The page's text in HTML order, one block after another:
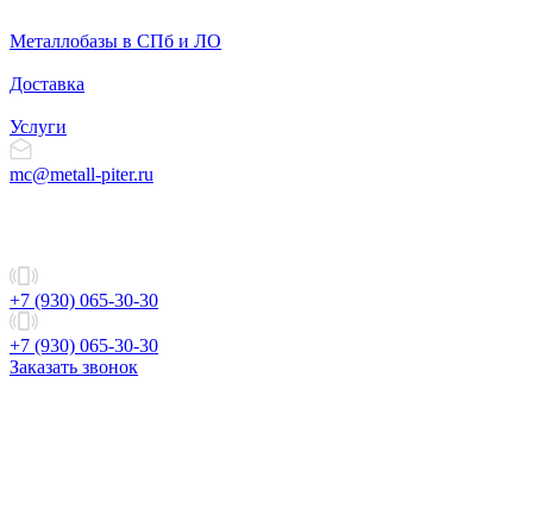
Металлобазы в СПб и ЛО
Доставка
Услуги
mc@metall-piter.ru
+7 (930) 065-30-30
+7 (930) 065-30-30
Заказать звонок